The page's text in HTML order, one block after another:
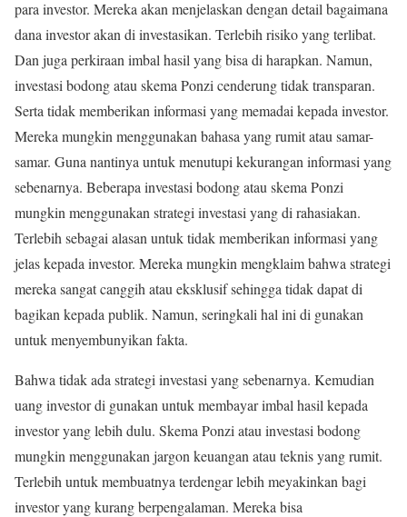
para investor. Mereka akan menjelaskan dengan detail bagaimana
dana investor akan di investasikan. Terlebih risiko yang terlibat.
Dan juga perkiraan imbal hasil yang bisa di harapkan. Namun,
investasi bodong atau skema Ponzi cenderung tidak transparan.
Serta tidak memberikan informasi yang memadai kepada investor.
Mereka mungkin menggunakan bahasa yang rumit atau samar-
samar. Guna nantinya untuk menutupi kekurangan informasi yang
sebenarnya. Beberapa investasi bodong atau skema Ponzi
mungkin menggunakan strategi investasi yang di rahasiakan.
Terlebih sebagai alasan untuk tidak memberikan informasi yang
jelas kepada investor. Mereka mungkin mengklaim bahwa strategi
mereka sangat canggih atau eksklusif sehingga tidak dapat di
bagikan kepada publik. Namun, seringkali hal ini di gunakan
untuk menyembunyikan fakta.
Bahwa tidak ada strategi investasi yang sebenarnya. Kemudian
uang investor di gunakan untuk membayar imbal hasil kepada
investor yang lebih dulu. Skema Ponzi atau investasi bodong
mungkin menggunakan jargon keuangan atau teknis yang rumit.
Terlebih untuk membuatnya terdengar lebih meyakinkan bagi
investor yang kurang berpengalaman. Mereka bisa